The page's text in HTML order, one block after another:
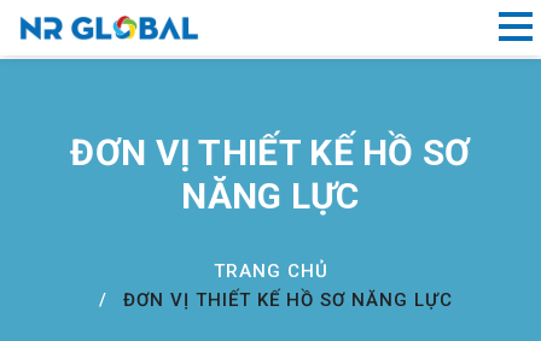
DịchĐƠN VỊ THIẾT KẾ HỒ SƠ
NĂNG LỰC
TRANG CHỦ
ĐƠN VỊ THIẾT KẾ HỒ SƠ NĂNG LỰC